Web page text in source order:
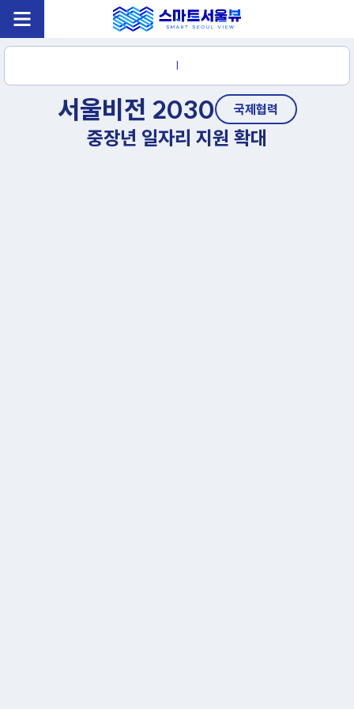
|
서울비전 2030 국제협력
중장년 일자리 지원 확대